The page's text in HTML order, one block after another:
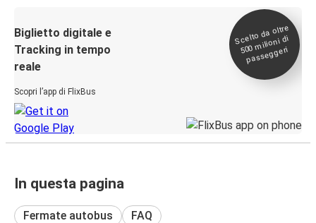
Biglietto digitale e
Tracking in tempo
reale
Scopri l’app di FlixBus
Scelto da oltre
500
milioni di
passeggeri
In questa pagina
Fermate autobus FAQ